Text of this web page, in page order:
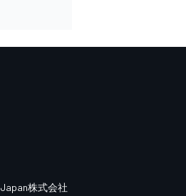
Japan株式会社